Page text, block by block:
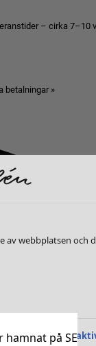
– cirka 7–10
betalningar »
på SE
av webbplatsen och
Alltid